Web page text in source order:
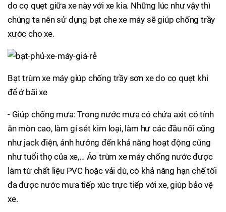
do cọ quẹt giữa xe này với xe kia. Những lúc như vậy thì
chúng ta nên sử dụng bạt che xe máy sẽ giúp chống trầy
xước cho xe.
Bạt trùm xe máy giúp chống trầy sơn xe do cọ quẹt khi
để ở bãi xe
- Giúp chống mưa: Trong nước mưa có chứa axit có tính
ăn mòn cao, làm gỉ sét kim loại, làm hư các đầu nối cũng
như jack điện, ảnh hưởng đến khả năng hoạt động cũng
như tuổi thọ của xe,… Áo trùm xe máy chống nước được
làm từ chất liệu PVC hoặc vải dù, có khả năng hạn chế tối
đa được nước mưa tiếp xúc trực tiếp với xe, giúp bảo vệ
xe.